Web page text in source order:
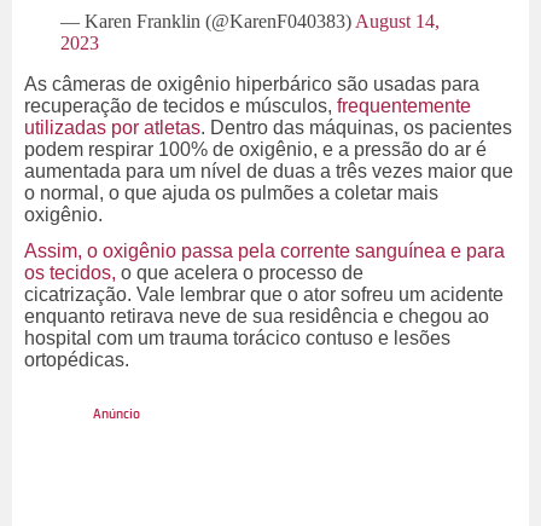
— Karen Franklin (@KarenF040383) August 14,
2023
As câmeras de oxigênio hiperbárico são usadas para
recuperação de tecidos e músculos, frequentemente
utilizadas por atletas. Dentro das máquinas, os pacientes
podem respirar 100% de oxigênio, e a pressão do ar é
aumentada para um nível de duas a três vezes maior que
o normal, o que ajuda os pulmões a coletar mais
oxigênio.
Assim, o oxigênio passa pela corrente sanguínea e para
os tecidos, o que acelera o processo de
cicatrização. Vale lembrar que o ator sofreu um acidente
enquanto retirava neve de sua residência e chegou ao
hospital com um trauma torácico contuso e lesões
ortopédicas.